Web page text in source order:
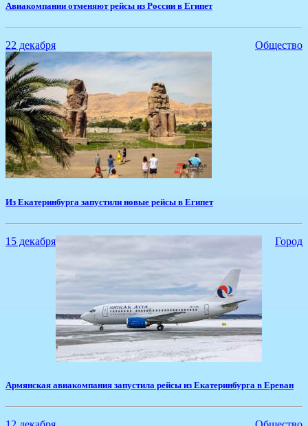
Авиакомпании отменяют рейсы из России в Египет
22 декабря Общество
​Из Екатеринбурга запустили новые рейсы в Египет
15 декабря Город
Армянская авиакомпания запустила рейсы из Екатеринбурга в Ереван